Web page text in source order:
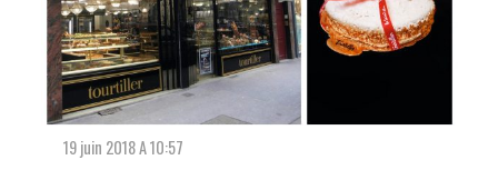
19 juin 2018 A 10:57